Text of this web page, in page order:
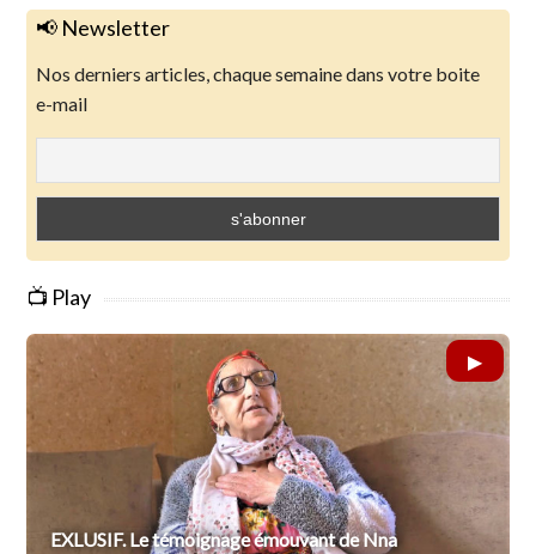
📢 Newsletter
Nos derniers articles, chaque semaine dans votre boite
e-mail
📺 Play
EXLUSIF. Le témoignage émouvant de Nna